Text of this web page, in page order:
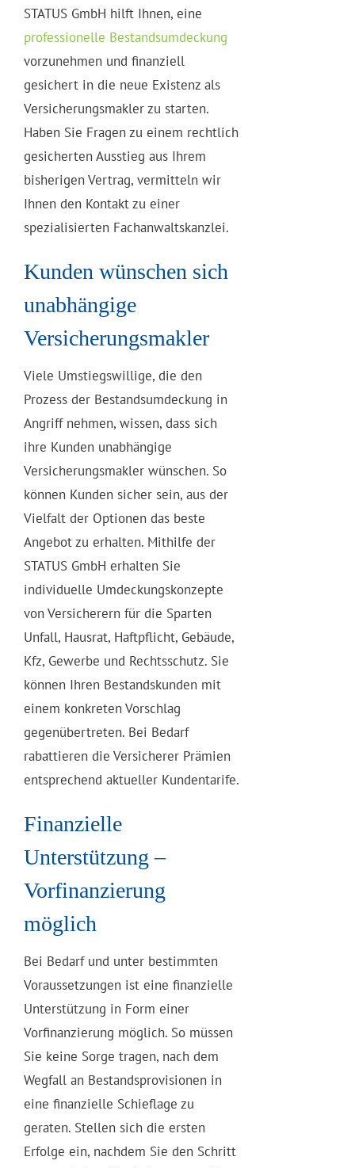
STATUS GmbH hilft Ihnen, eine
professionelle Bestandsumdeckung
vorzunehmen und finanziell
gesichert in die neue Existenz als
Versicherungsmakler zu starten.
Haben Sie Fragen zu einem rechtlich
gesicherten Ausstieg aus Ihrem
bisherigen Vertrag, vermitteln wir
Ihnen den Kontakt zu einer
spezialisierten Fachanwaltskanzlei.
Kunden wünschen sich
unabhängige
Versicherungsmakler
Viele Umstiegswillige, die den
Prozess der Bestandsumdeckung in
Angriff nehmen, wissen, dass sich
ihre Kunden unabhängige
Versicherungsmakler wünschen. So
können Kunden sicher sein, aus der
Vielfalt der Optionen das beste
Angebot zu erhalten. Mithilfe der
STATUS GmbH erhalten Sie
individuelle Umdeckungskonzepte
von Versicherern für die Sparten
Unfall, Hausrat, Haftpflicht, Gebäude,
Kfz, Gewerbe und Rechtsschutz. Sie
können Ihren Bestandskunden mit
einem konkreten Vorschlag
gegenübertreten. Bei Bedarf
rabattieren die Versicherer Prämien
entsprechend aktueller Kundentarife.
Finanzielle
Unterstützung –
Vorfinanzierung
möglich
Bei Bedarf und unter bestimmten
Voraussetzungen ist eine finanzielle
Unterstützung in Form einer
Vorfinanzierung möglich. So müssen
Sie keine Sorge tragen, nach dem
Wegfall an Bestandsprovisionen in
eine finanzielle Schieflage zu
geraten. Stellen sich die ersten
Erfolge ein, nachdem Sie den Schritt